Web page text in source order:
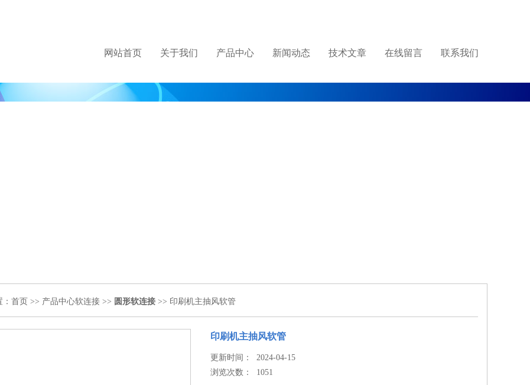
网站首页 关于我们 产品中心 新闻动态 技术文章 在线留言 联系我们
首页 >> 产品中心软连接 >> 圆形软连接 >> 印刷机主抽风软管
印刷机主抽风软管
更新时间： 2024-04-15
浏览次数： 1051